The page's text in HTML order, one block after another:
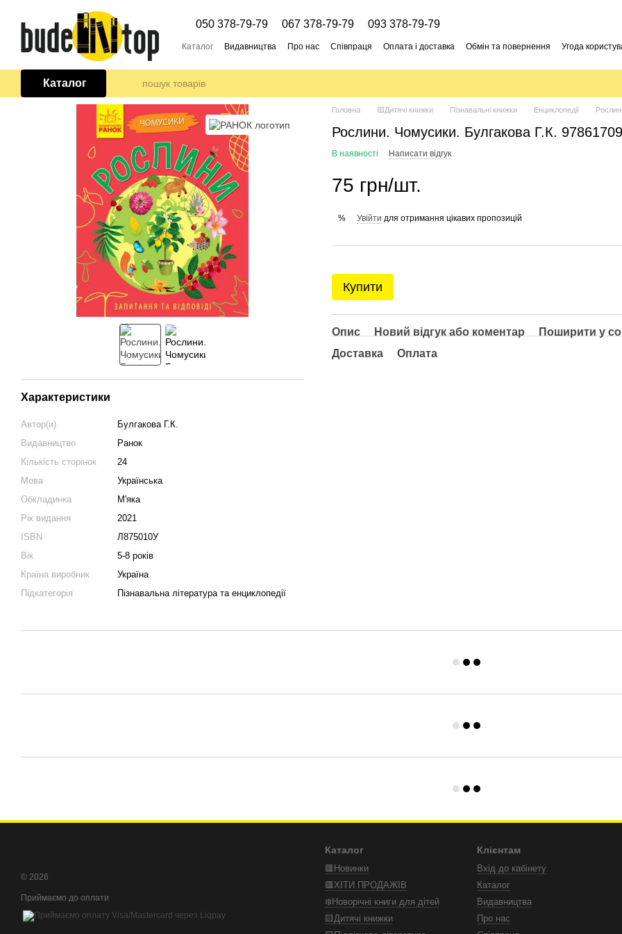
Перейти до основного контенту
050 378-79-79 067 378-79-79 093 378-79-79
Каталог Видавництва Про нас Співпраця Оплата і доставка Обмін та повернення Угода
Каталог
Характеристики
Автор(и)
Булгакова Г.К.
Видавництво
Ранок
Кількість сторінок
24
Мова
Українська
Обкладинка
М'яка
Рік видання
2021
ISBN
Л875010У
Вік
5-8 років
Країна виробник
Україна
Підкатегорія
Пізнавальна література та енциклопедії
Головна 🟨Дитячі книжки Пізнавальні книжки Енциклопедії
Рослини. Чомусики. Булгакова Г.К.
В наявності Написати відгук
75 грн/шт.
% Увійти для отримання цікавих пропозицій
Купити
Опис Новий відгук або коментар
Поширити у
Доставка
Оплата
© 2026
Приймаємо до оплати
Каталог
🟥Новинки
🟥ХІТИ ПРОДАЖІВ
❄️Новорічні книги для дітей
🟨Дитячі книжки
Клієнтам
Вхід до кабінету
Каталог
Видавництва
Про нас